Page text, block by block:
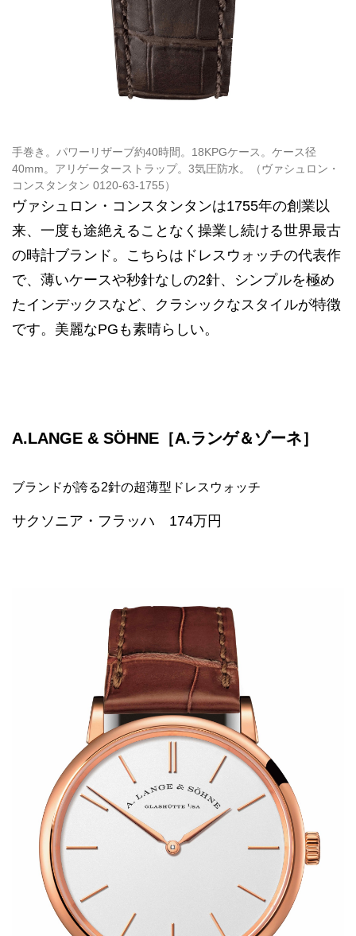
手巻き。パワーリザーブ約40時間。18KPGケース。ケース径
40mm。アリゲーターストラップ。3気圧防水。（ヴァシュロン・
コンスタンタン 0120-63-1755）
ヴァシュロン・コンスタンタンは1755年の創業以
来、一度も途絶えることなく操業し続ける世界最古
の時計ブランド。こちらはドレスウォッチの代表作
で、薄いケースや秒針なしの2針、シンプルを極め
たインデックスなど、クラシックなスタイルが特徴
です。美麗なPGも素晴らしい。
A.LANGE & SÖHNE［A.ランゲ＆ゾーネ］
ブランドが誇る2針の超薄型ドレスウォッチ
サクソニア・フラッハ 174万円